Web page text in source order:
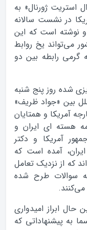
استریت ژورنال» به
در نشست سالانه
نوشته است که این
می‌تواند یخ روابط
گرمی رابطه بین دو
شده روز پنج شنبه
بین «جواد ظریف»
آمریکا و همتایان
برنامه هسته ای ایران و
آمریکا و دکتر
آمده است که
که از نزدیک تعامل
سوالات طرح شده
می‌کنند.
حال ابراز امیدواری
به پیشنهاداتی که